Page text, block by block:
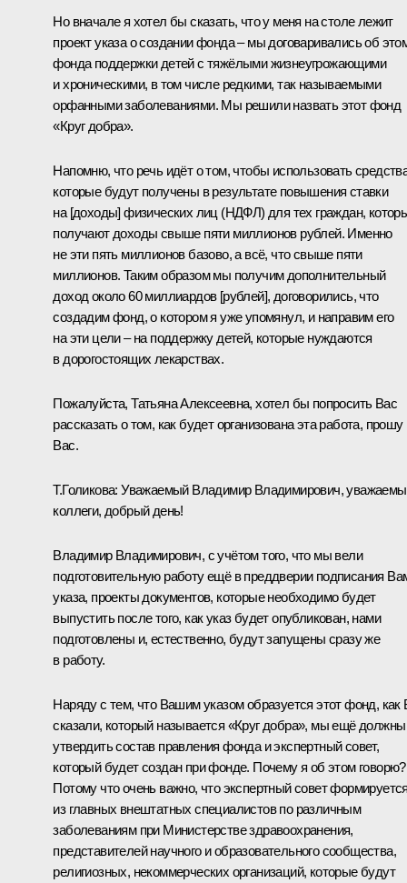
Но вначале я хотел бы сказать, что у меня на столе лежит
проект указа о создании фонда – мы договаривались об
фонда поддержки детей с тяжёлыми жизнеугрожающими
и хроническими, в том числе редкими, так называемыми
орфанными заболеваниями. Мы решили назвать этот фонд
«Круг добра».
Напомню, что речь идёт о том, чтобы использовать
которые будут получены в результате повышения ставки
на [доходы] физических лиц (НДФЛ) для тех граждан,
получают доходы свыше пяти миллионов рублей. Именно
не эти пять миллионов базово, а всё, что свыше пяти
миллионов. Таким образом мы получим дополнительный
доход около 60 миллиардов [рублей], договорились, что
создадим фонд, о котором я уже упомянул, и направим его
на эти цели – на поддержку детей, которые нуждаются
в дорогостоящих лекарствах.
Пожалуйста, Татьяна Алексеевна, хотел бы попросить Вас
рассказать о том, как будет организована эта работа, прошу
Вас.
Т.Голикова: Уважаемый Владимир Владимирович,
коллеги, добрый день!
Владимир Владимирович, с учётом того, что мы вели
подготовительную работу ещё в преддверии подписания
указа, проекты документов, которые необходимо будет
выпустить после того, как указ будет опубликован, нами
подготовлены и, естественно, будут запущены сразу же
в работу.
Наряду с тем, что Вашим указом образуется этот фонд, как
сказали, который называется «Круг добра», мы ещё должны
утвердить состав правления фонда и экспертный совет,
который будет создан при фонде. Почему я об этом говорю?
Потому что очень важно, что экспертный совет
из главных внештатных специалистов по различным
заболеваниям при Министерстве здравоохранения,
представителей научного и образовательного сообщества,
религиозных, некоммерческих организаций, которые будут